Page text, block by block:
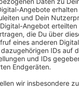
Der Radfahrer musste
hinlegen.Ihm war ein
einen Unfall zu
schwere
weiter. Wer Hinweise
02131/3000 melden.